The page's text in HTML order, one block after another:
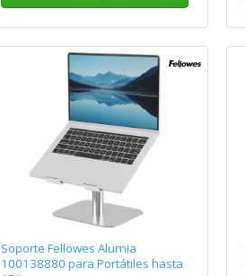
Soporte Fellowes Alumia
100138880 para Portátiles hasta